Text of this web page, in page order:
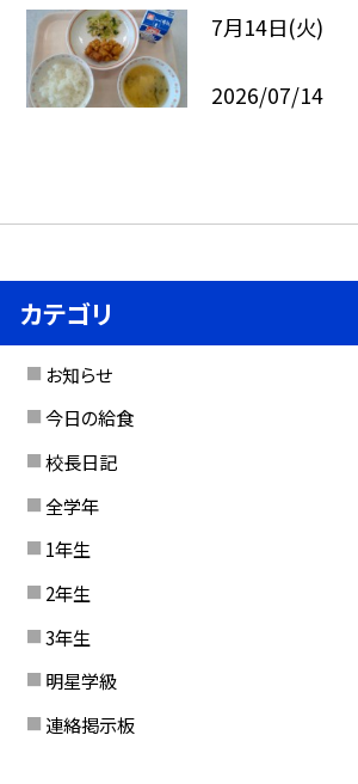
7月14日(火)
2026/07/14
カテゴリ
お知らせ
今日の給食
校長日記
全学年
1年生
2年生
3年生
明星学級
連絡掲示板